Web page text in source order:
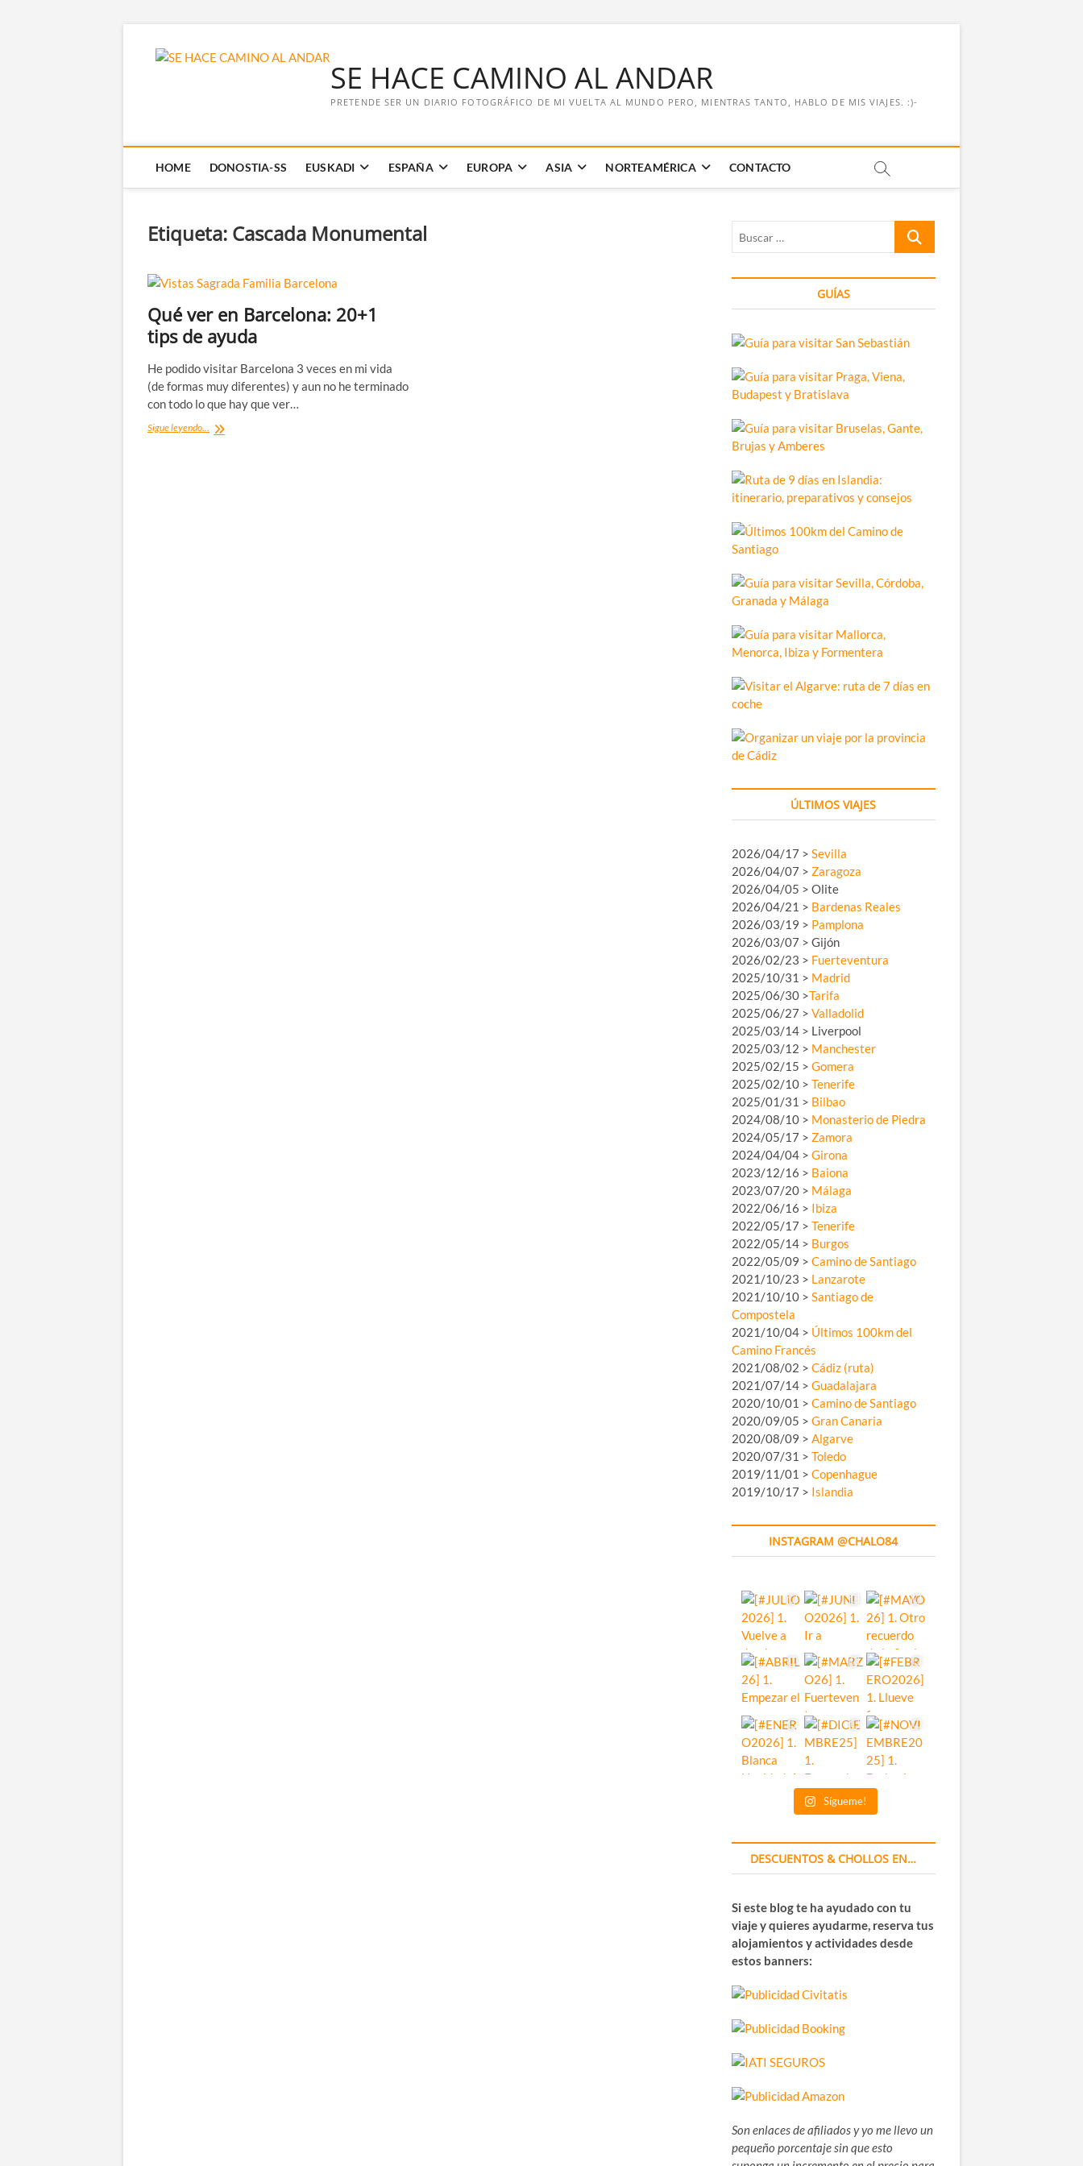
SE HACE CAMINO AL ANDAR
PRETENDE SER UN DIARIO FOTOGRÁFICO DE MI VUELTA AL MUNDO PERO, MIENTRAS TANTO, HABLO DE MIS VIAJES. :)-
HOME DONOSTIA-SS EUSKADI ESPAÑA EUROPA ASIA NORTEAMÉRICA CONTACTO
Etiqueta: Cascada Monumental
Qué ver en Barcelona: 20+1
tips de ayuda
He podido visitar Barcelona 3 veces en mi vida
(de formas muy diferentes) y aun no he terminado
con todo lo que hay que ver…
Sigue leyendo... Qué
Buscar
GUÍAS
ÚLTIMOS VIAJES
2026/04/17 > Sevilla
2026/04/07 > Zaragoza
2026/04/05 > Olite
2026/04/21 > Bardenas Reales
2026/03/19 > Pamplona
2026/03/07 > Gijón
2026/02/23 > Fuerteventura
2025/10/31 > Madrid
2025/06/30 >Tarifa
2025/06/27 > Valladolid
2025/03/14 > Liverpool
2025/03/12 > Manchester
2025/02/15 > Gomera
2025/02/10 > Tenerife
2025/01/31 > Bilbao
2024/08/10 > Monasterio de Piedra
2024/05/17 > Zamora
2024/04/04 > Girona
2023/12/16 > Baiona
2023/07/20 > Málaga
2022/06/16 > Ibiza
2022/05/17 > Tenerife
2022/05/14 > Burgos
2022/05/09 > Camino de Santiago
2021/10/23 > Lanzarote
2021/10/10 > Santiago de
Compostela
2021/10/04 > Últimos 100km del
Camino Francés
2021/08/02 > Cádiz (ruta)
2021/07/14 > Guadalajara
2020/10/01 > Camino de Santiago
2020/09/05 > Gran Canaria
2020/08/09 > Algarve
2020/07/31 > Toledo
2019/11/01 > Copenhague
2019/10/17 > Islandia
INSTAGRAM @CHALO84
Sígueme!
DESCUENTOS & CHOLLOS EN…
Si este blog te ha ayudado con tu
viaje y quieres ayudarme, reserva tus
alojamientos y actividades desde
estos banners:
Son enlaces de afiliados y yo me llevo un
pequeño porcentaje sin que esto